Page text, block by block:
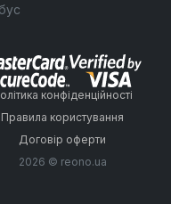
конфіденційності
Правила користування
Договір оферти
2026 © reono.ua